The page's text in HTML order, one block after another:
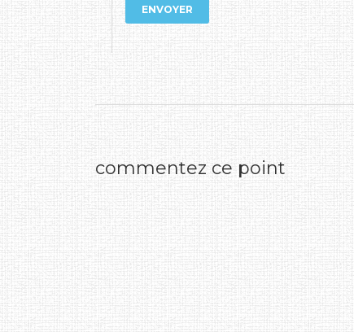
ENVOYER
commentez ce point